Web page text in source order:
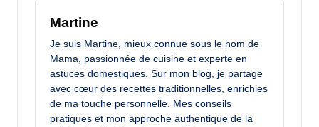
Martine
Je suis Martine, mieux connue sous le nom de
Mama, passionnée de cuisine et experte en
astuces domestiques. Sur mon blog, je partage
avec cœur des recettes traditionnelles, enrichies
de ma touche personnelle. Mes conseils
pratiques et mon approche authentique de la